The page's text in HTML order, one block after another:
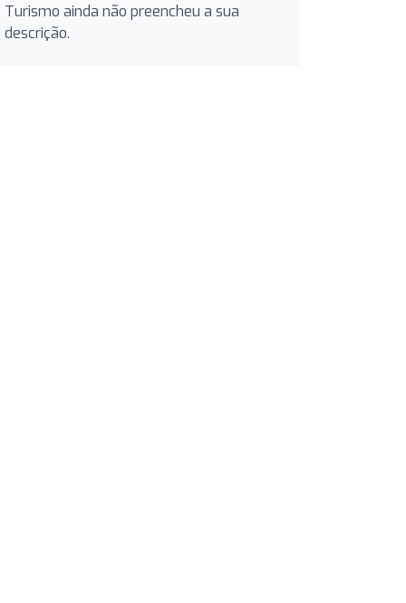
Turismo ainda não preencheu a sua
descrição.